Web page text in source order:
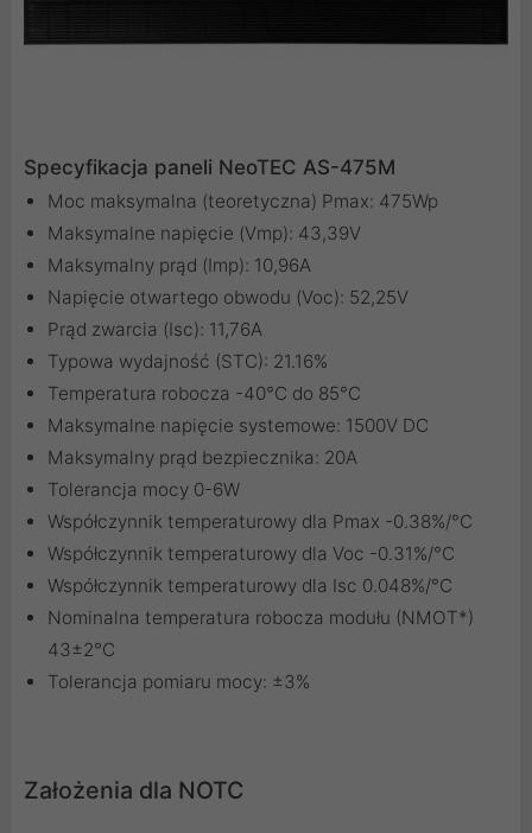
Specyfikacja paneli NeoTEC AS-475M
Moc maksymalna (teoretyczna) Pmax: 475Wp
Maksymalne napięcie (Vmp): 43,39V
Maksymalny prąd (Imp): 10,96A
Napięcie otwartego obwodu (Voc): 52,25V
Prąd zwarcia (Isc): 11,76A
Typowa wydajność (STC): 21.16%
Temperatura robocza -40°C do 85°C
Maksymalne napięcie systemowe: 1500V DC
Maksymalny prąd bezpiecznika: 20A
Tolerancja mocy 0-6W
Współczynnik temperaturowy dla Pmax -0.38%/°C
Współczynnik temperaturowy dla Voc -0.31%/°C
Współczynnik temperaturowy dla Isc 0.048%/°C
Nominalna temperatura robocza modułu (NMOT*)
43±2°C
Tolerancja pomiaru mocy: ±3%
Założenia dla NOTC